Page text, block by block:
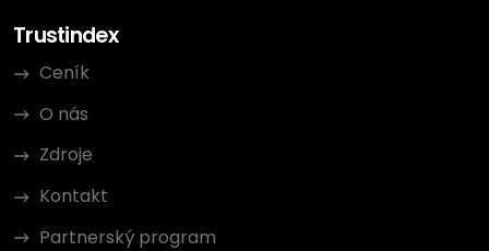
Trustindex
Ceník
O nás
Zdroje
Kontakt
Partnerský program